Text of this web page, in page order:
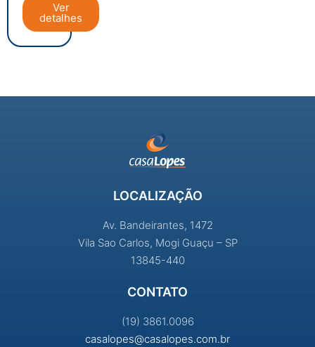
Ver
detalhes
LOCALIZAÇÃO
Av. Bandeirantes, 1472
Vila Sao Carlos, Mogi Guaçu – SP
13845-440
CONTATO
(19) 3861.0096
casalopes@casalopes.com.br